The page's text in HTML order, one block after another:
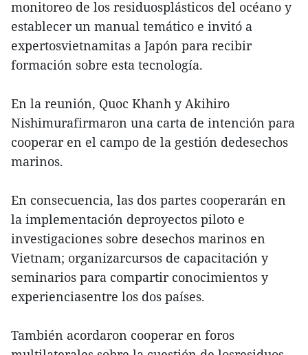
monitoreo de los residuosplásticos del océano y
establecer un manual temático e invitó a
expertosvietnamitas a Japón para recibir
formación sobre esta tecnología.
En la reunión, Quoc Khanh y Akihiro
Nishimurafirmaron una carta de intención para
cooperar en el campo de la gestión dedesechos
marinos.
En consecuencia, las dos partes cooperarán en
la implementación deproyectos piloto e
investigaciones sobre desechos marinos en
Vietnam; organizarcursos de capacitación y
seminarios para compartir conocimientos y
experienciasentre los dos países.
También acordaron cooperar en foros